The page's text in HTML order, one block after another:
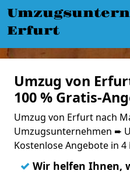
Erfurt
Umzug von
100 % Gratis-
Umzug von Erfurt nach
Umzugsunternehmen ➨
Kostenlose Angebote in 4
✓ Wir helfen Ihnen,